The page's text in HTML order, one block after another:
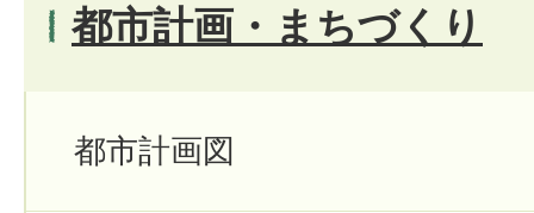
都市計画・まちづくり
都市計画図